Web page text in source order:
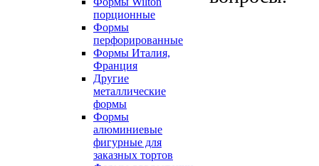
порционные
Формы
перфорированные
Формы Италия,
Франция
Другие
металлические
формы
Формы
алюминиевые
фигурные для
заказных тортов